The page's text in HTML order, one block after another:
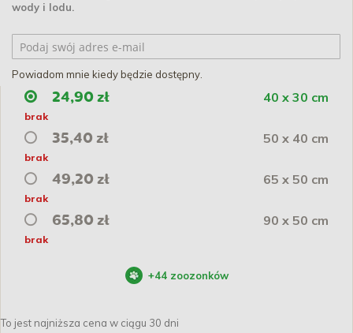
wody i lodu.
Powiadom mnie kiedy będzie dostępny.
24,90 zł 40 x 30 cm
brak
35,40 zł 50 x 40 cm
brak
49,20 zł 65 x 50 cm
brak
65,80 zł 90 x 50 cm
brak
+44 zoozonków
To jest najniższa cena w ciągu 30 dni